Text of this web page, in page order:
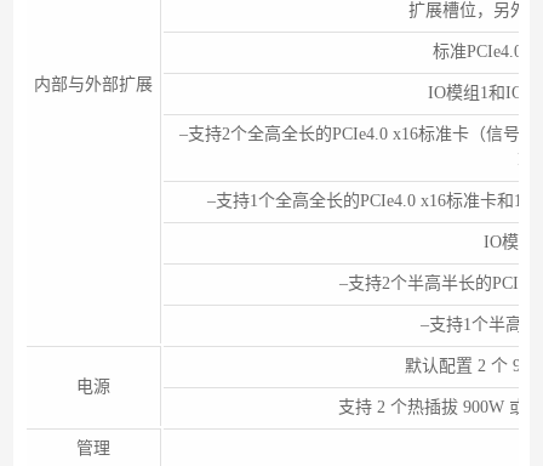
内部与外部扩展
扩展槽位，另外8
标准PCIe4.0
IO模组1和IO
–支持2个全高全长的PCIe4.0 x16标准卡（信号
–支持1个全高全长的PCIe4.0 x16标准卡和1
IO模组
–支持2个半高半长的
–支持1个半高半
电源
默认配置 2 个
支持 2 个热插拔 900W 或
管理